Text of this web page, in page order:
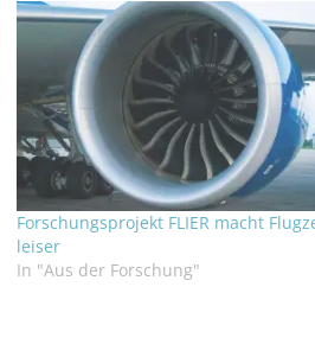
Forschungsprojekt FLIER macht
leiser
In "Aus der Forschung"